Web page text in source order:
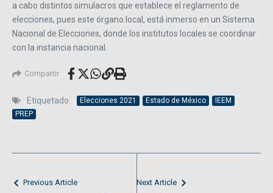
a cabo distintos simulacros que establece el reglamento de
elecciones, pues este órgano local, está inmerso en un Sistema
Nacional de Elecciones, donde los institutos locales se coordinar
con la instancia nacional.
Compartir
Etiquetado: Elecciones 2021 Estado de México
IEEM
PREP
Previous Article Next Article